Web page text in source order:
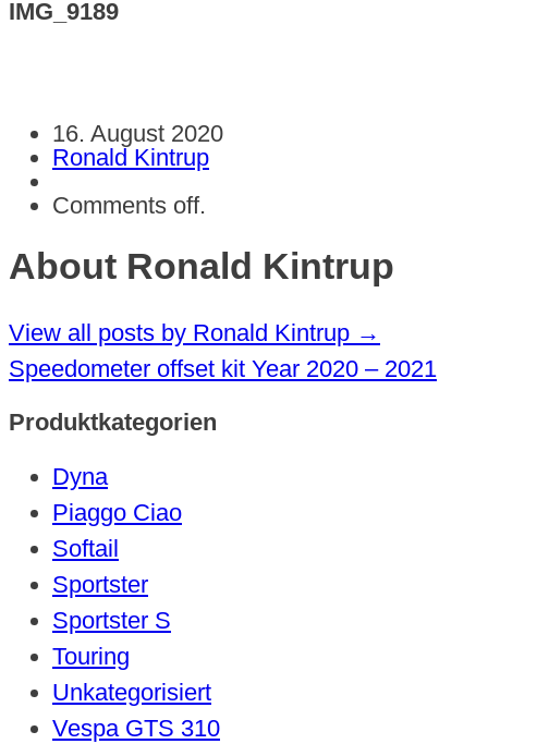
IMG_9189
16. August 2020
Ronald Kintrup
Comments off.
About Ronald Kintrup
View all posts by Ronald Kintrup →
Speedometer offset kit Year 2020 – 2021
Produktkategorien
Dyna
Piaggo Ciao
Softail
Sportster
Sportster S
Touring
Unkategorisiert
Vespa GTS 310